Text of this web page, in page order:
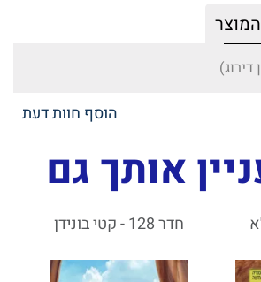
דירוג)
הוסף חוות דעת
אותך גם
חדר 128 - קטי בונידן